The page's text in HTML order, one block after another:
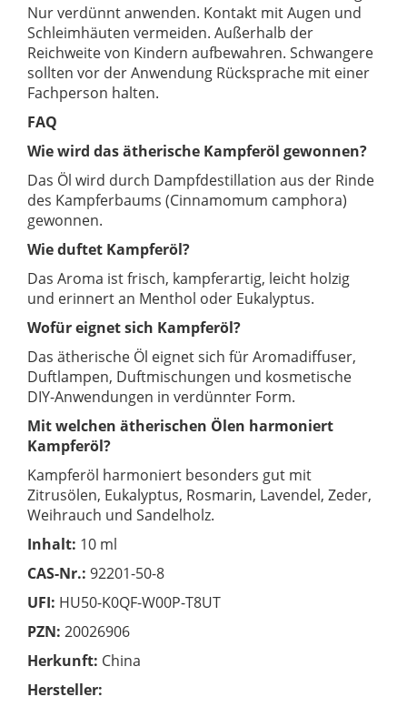
Nur verdünnt anwenden. Kontakt mit Augen und
Schleimhäuten vermeiden. Außerhalb der
Reichweite von Kindern aufbewahren. Schwangere
sollten vor der Anwendung Rücksprache mit einer
Fachperson halten.
FAQ
Wie wird das ätherische Kampferöl gewonnen?
Das Öl wird durch Dampfdestillation aus der Rinde
des Kampferbaums (Cinnamomum camphora)
gewonnen.
Wie duftet Kampferöl?
Das Aroma ist frisch, kampferartig, leicht holzig
und erinnert an Menthol oder Eukalyptus.
Wofür eignet sich Kampferöl?
Das ätherische Öl eignet sich für Aromadiffuser,
Duftlampen, Duftmischungen und kosmetische
DIY-Anwendungen in verdünnter Form.
Mit welchen ätherischen Ölen harmoniert
Kampferöl?
Kampferöl harmoniert besonders gut mit
Zitrusölen, Eukalyptus, Rosmarin, Lavendel, Zeder,
Weihrauch und Sandelholz.
Inhalt: 10 ml
CAS-Nr.: 92201-50-8
UFI: HU50-K0QF-W00P-T8UT
PZN: 20026906
Herkunft: China
Hersteller: